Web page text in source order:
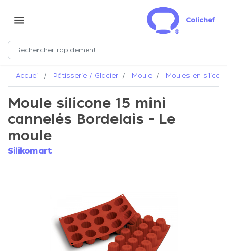
menu Colichef
Accueil Pâtisserie / Glacier Moule Moules en
Moule silicone 15 mini
cannelés Bordelais - Le
moule
Silikomart